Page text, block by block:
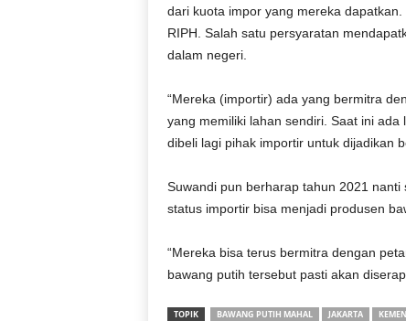
dari kuota impor yang mereka
RIPH. Salah satu persyaratan
dalam negeri.
“Mereka (importir) ada yang bermitra
yang memiliki lahan sendiri. Saat ini
dibeli lagi pihak importir untuk dijadikan
Suwandi pun berharap tahun 2021
status importir bisa menjadi produsen
“Mereka bisa terus bermitra dengan
bawang putih tersebut pasti akan
TOPIK BAWANG PUTIH MAHAL JAKARTA